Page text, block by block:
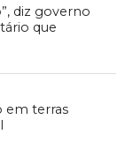
diz governo
que
em terras